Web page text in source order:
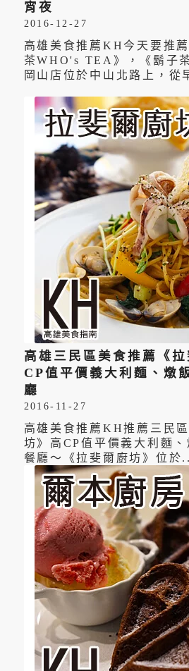
宵夜
2016-12-27
高雄美食推薦KH今天要推
茶WHO's TEA》，《鬍子
岡山店位於中山北路上，從
高雄三民區美食推薦《
CP值平價義大利麵、燉
廳
2016-11-27
高雄美食推薦KH推薦三民
坊》高CP值平價義大利麵
餐廳～《拉斐爾廚坊》位於